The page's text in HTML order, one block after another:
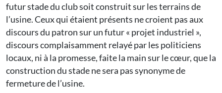
futur stade du club soit construit sur les terrains de
l’usine. Ceux qui étaient présents ne croient pas aux
discours du patron sur un futur « projet industriel »,
discours complaisamment relayé par les politiciens
locaux, ni à la promesse, faite la main sur le cœur, que la
construction du stade ne sera pas synonyme de
fermeture de l’usine.